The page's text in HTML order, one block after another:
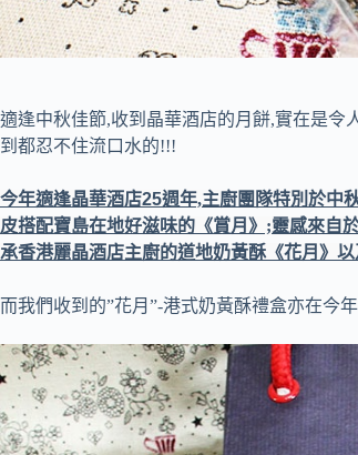
適逢中秋佳節,收到晶華酒店的月餅,實在是令
到都忍不住流口水的!!!
今年適逢晶華酒店25週年,主廚團隊特別於中
皮搭配寶島在地好滋味的《賞月》;靈感來自
承香港麗晶酒店主廚的道地奶黃酥《花月》
而我們收到的”花月”-港式奶黃酥禮盒亦在今